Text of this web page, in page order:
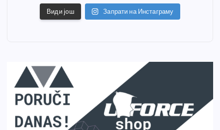
Види још Запрати на Инстаграму